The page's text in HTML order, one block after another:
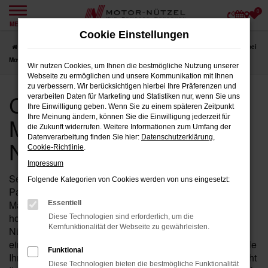
Zum
springen
MENÜ
0
CUPRA Neuwagen für Marktredwitz bei
Motor-Nützel
CUPRA Neuwagen für
Marktredwitz bei Motor-
Nützel
Seit über 90 Jahren ist Motor-Nützel Ihr zuverlässiger
Partner für CUPRA Neuwagen in der Nähe von
Marktredwitz. Wenn Sie auf der Suche nach einem
hochwertigen CUPRA Neuwagen sind, dann ist Motor-
Nützel die perfekte Wahl für Sie. Unser Autohaus bietet
eine umfassende Auswahl an CUPRA Neuwagen, die alle
Ihre Anforderungen erfüllen. Unser engagiertes Team steht
Cookie Einstellungen
Wir nutzen Cookies, um Ihnen die bestmögliche Nutzung unserer
Webseite zu ermöglichen und unsere Kommunikation mit Ihnen
zu verbessern. Wir berücksichtigen hierbei Ihre Präferenzen und
verarbeiten Daten für Marketing und Statistiken nur, wenn Sie uns
Ihre Einwilligung geben. Wenn Sie zu einem späteren Zeitpunkt
Ihre Meinung ändern, können Sie die Einwilligung jederzeit für
die Zukunft widerrufen. Weitere Informationen zum Umfang der
Datenverarbeitung finden Sie hier: Datenschutzerklärung,
Cookie-Richtlinie.
Impressum
Folgende Kategorien von Cookies werden von uns eingesetzt:
Essentiell
Diese Technologien sind erforderlich, um die
Kernfunktionalität der Webseite zu gewährleisten.
Funktional
Diese Technologien bieten die bestmögliche Funktionalität